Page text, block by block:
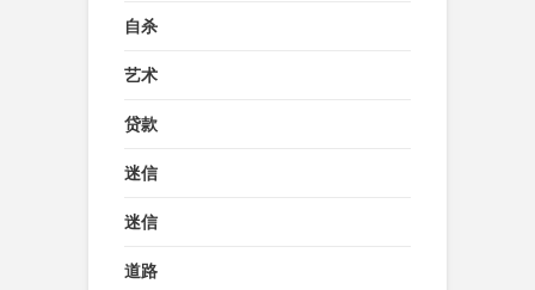
自杀
艺术
贷款
迷信
迷信
道路